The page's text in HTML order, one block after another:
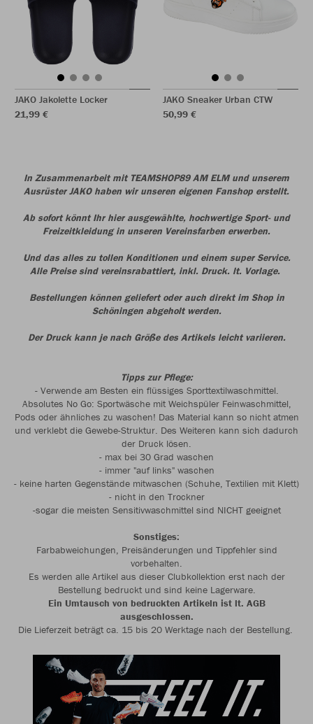
JAKO Jakolette Locker
21,99 €
JAKO Sneaker Urban CTW
50,99 €
In Zusammenarbeit mit TEAMSHOP89 AM ELM und unserem
Ausrüster JAKO haben wir unseren eigenen Fanshop erstellt.
Ab sofort könnt Ihr hier ausgewählte, hochwertige Sport- und
Freizeitkleidung in unseren Vereinsfarben erwerben.
Und das alles zu tollen Konditionen und einem super Service.
Alle Preise sind vereinsrabattiert, inkl. Druck. lt. Vorlage.
Bestellungen können geliefert oder auch direkt im Shop in
Schöningen abgeholt werden.
Der Druck kann je nach Größe des Artikels leicht variieren.
Tipps zur Pflege:
- Verwende am Besten ein flüssiges Sporttextilwaschmittel.
Absolutes No Go: Sportwäsche mit Weichspüler Feinwaschmittel,
Pods oder ähnliches zu waschen! Das Material kann so nicht atmen
und verklebt die Gewebe-Struktur. Des Weiteren kann sich dadurch
der Druck lösen.
- max bei 30 Grad waschen
- immer "auf links" waschen
- keine harten Gegenstände mitwaschen (Schuhe, Textilien mit Klett)
- nicht in den Trockner
-sogar die meisten Sensitivwaschmittel sind NICHT geeignet
Sonstiges:
Farbabweichungen, Preisänderungen und Tippfehler sind
vorbehalten.
Es werden alle Artikel aus dieser Clubkollektion erst nach der
Bestellung bedruckt und sind keine Lagerware.
Ein Umtausch von bedruckten Artikeln ist lt. AGB
ausgeschlossen.
Die Lieferzeit beträgt ca. 15 bis 20 Werktage nach der Bestellung.